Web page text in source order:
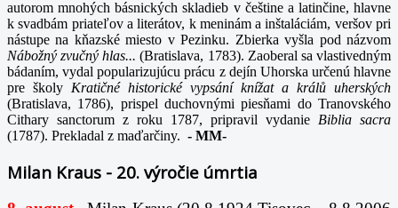
autorom mnohých básnických skladieb v češtine a latinčine, hlavne
k svadbám priateľov a literátov, k meninám a inštaláciám, veršov pri
nástupe na kňazské miesto v Pezinku. Zbierka vyšla pod názvom
Nábožný zvučný hlas...(Bratislava, 1783). Zaoberal sa vlastivedným
bádaním, vydal popularizujúcu prácu z dejín Uhorska určenú hlavne
pre školy Kratičné historické vypsání knížat a králů uherských
(Bratislava, 1786), prispel duchovnými piesňami do Tranovského
Cithary sanctorum z roku 1787, pripravil vydanie Biblia sacra
(1787). Prekladal z maďarčiny. - MM-
Milan Kraus - 20. výročie úmrtia